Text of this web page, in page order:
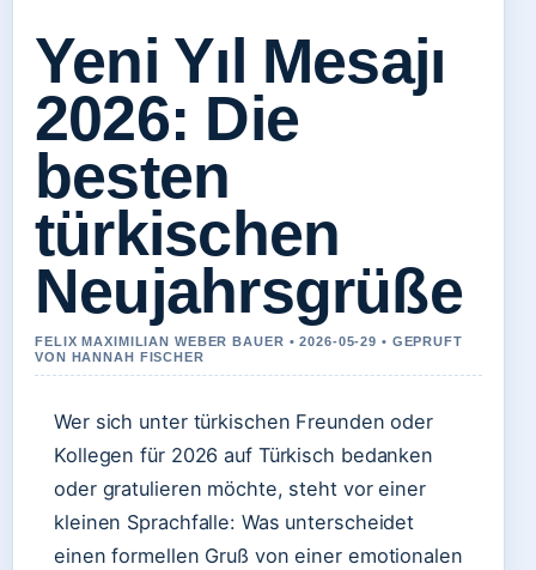
Yeni Yıl Mesajı
2026: Die
besten
türkischen
Neujahrsgrüße
FELIX MAXIMILIAN WEBER BAUER • 2026-05-29 • GEPRUFT
VON HANNAH FISCHER
Wer sich unter türkischen Freunden oder
Kollegen für 2026 auf Türkisch bedanken
oder gratulieren möchte, steht vor einer
kleinen Sprachfalle: Was unterscheidet
einen formellen Gruß von einer emotionalen